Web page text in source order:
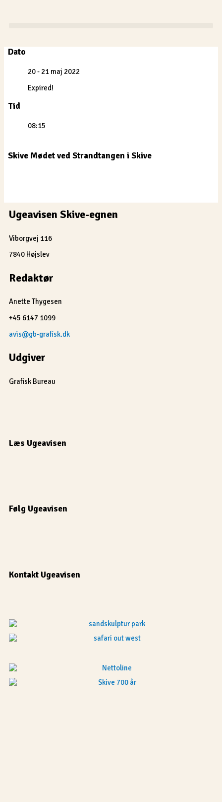
Dato
20 - 21 maj 2022
Expired!
Tid
08:15
Skive Mødet ved Strandtangen i Skive
Ugeavisen Skive-egnen
Viborgvej 116
7840 Højslev
Redaktør
Anette Thygesen
+45 6147 1099
avis@gb-grafisk.dk
Udgiver
Grafisk Bureau
Læs Ugeavisen
Følg Ugeavisen
Kontakt Ugeavisen